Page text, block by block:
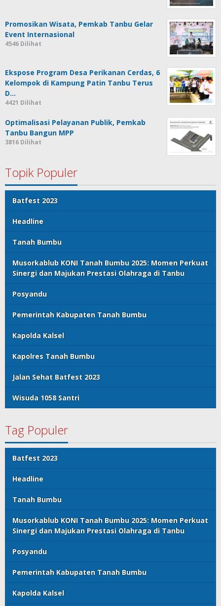
Promosikan Wisata, Pemkab Tanbu Gelar
Event Internasional
4546 Dilihat
Ekspose Program Desa Perikanan Cerdas, 6
Kelompok di Kampung Patin Tanbu Terus
D…
4421 Dilihat
Optimalisasi Pelayanan Publik, Pemkab
Tanbu Bangun MPP
3816 Dilihat
Topik Populer
Batfest 2023
Headline
Tanah Bumbu
Musorkablub KONI Tanah Bumbu 2025: Momen Perkuat
Sinergi dan Majukan Prestasi Olahraga di Tanbu
Posyandu
Pemerintah Kabupaten Tanah Bumbu
Kapolda Kalsel
Kapolres Tanah Bumbu
Jalan Sehat Batfest 2023
Wisuda 1058 Santri
Tag Populer
Batfest 2023
Headline
Tanah Bumbu
Musorkablub KONI Tanah Bumbu 2025: Momen Perkuat
Sinergi dan Majukan Prestasi Olahraga di Tanbu
Posyandu
Pemerintah Kabupaten Tanah Bumbu
Kapolda Kalsel